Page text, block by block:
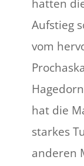
hatten
Aufstieg
vom
hat die
starkes
anderen